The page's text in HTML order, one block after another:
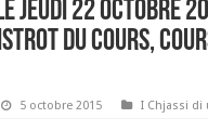
jeudi 22 octobre
du Cours,
5 octobre 2015 I Chjassi di